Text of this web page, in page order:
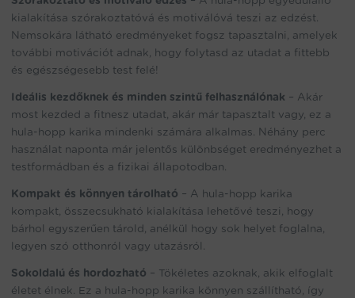
kialakítása szórakoztatóvá és motiválóvá teszi az edzést.
Nemsokára látható eredményeket fogsz tapasztalni, amelyek
további motivációt adnak, hogy folytasd az utadat a fittebb
és egészségesebb test felé!
Ideális kezdőknek és minden szintű felhasználónak – Akár
most kezded a fitnesz utadat, akár már tapasztalt vagy, ez a
hula-hopp karika mindenki számára alkalmas. Néhány perc
használat naponta már jelentős különbséget eredményezhet a
testformádban és a fizikai állapotodban.
Kompakt és könnyen tárolható – A hula-hopp karika
kompakt, összecsukható kialakítása lehetővé teszi, hogy
bárhol egyszerűen tárold, anélkül hogy sok helyet foglalna,
legyen szó otthonról vagy utazásról.
Sokoldalú és hordozható – Tökéletes azoknak, akik elfoglalt
életet élnek. Ez a hula-hopp karika könnyen szállítható, így